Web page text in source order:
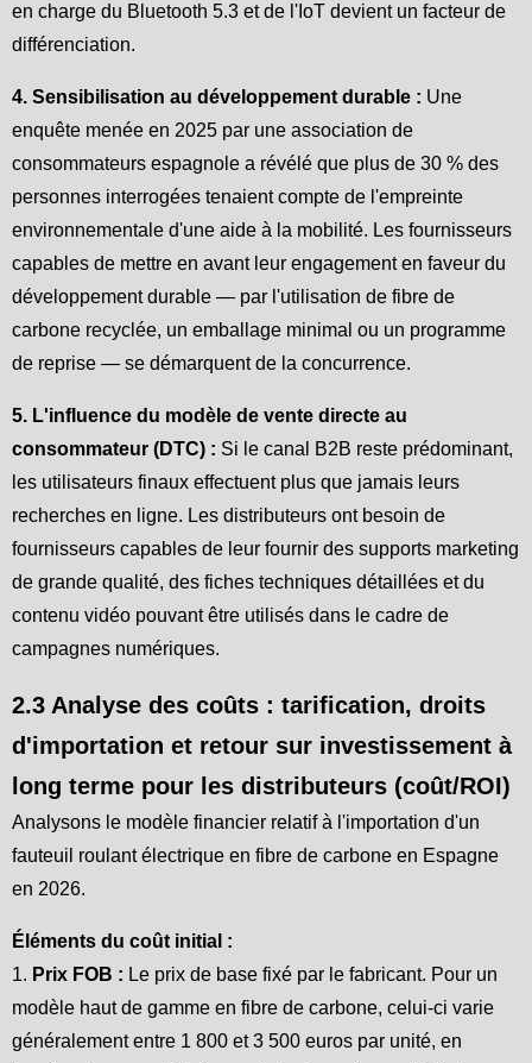
en charge du Bluetooth 5.3 et de l'IoT devient un facteur de
différenciation.
4. Sensibilisation au développement durable : Une
enquête menée en 2025 par une association de
consommateurs espagnole a révélé que plus de 30 % des
personnes interrogées tenaient compte de l'empreinte
environnementale d'une aide à la mobilité. Les fournisseurs
capables de mettre en avant leur engagement en faveur du
développement durable — par l'utilisation de fibre de
carbone recyclée, un emballage minimal ou un programme
de reprise — se démarquent de la concurrence.
5. L'influence du modèle de vente directe au
consommateur (DTC) : Si le canal B2B reste prédominant,
les utilisateurs finaux effectuent plus que jamais leurs
recherches en ligne. Les distributeurs ont besoin de
fournisseurs capables de leur fournir des supports marketing
de grande qualité, des fiches techniques détaillées et du
contenu vidéo pouvant être utilisés dans le cadre de
campagnes numériques.
2.3 Analyse des coûts : tarification, droits
d'importation et retour sur investissement à
long terme pour les distributeurs (coût/ROI)
Analysons le modèle financier relatif à l'importation d'un
fauteuil roulant électrique en fibre de carbone en Espagne
en 2026.
Éléments du coût initial :
1. Prix FOB : Le prix de base fixé par le fabricant. Pour un
modèle haut de gamme en fibre de carbone, celui-ci varie
généralement entre 1 800 et 3 500 euros par unité, en